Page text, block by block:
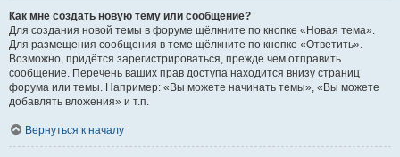
Как мне создать новую тему или сообщение?
Для создания новой темы в форуме щёлкните по кнопке «Новая тема».
Для размещения сообщения в теме щёлкните по кнопке «Ответить».
Возможно, придётся зарегистрироваться, прежде чем отправить
сообщение. Перечень ваших прав доступа находится внизу страниц
форума или темы. Например: «Вы можете начинать темы», «Вы можете
добавлять вложения» и т.п.
Вернуться к началу